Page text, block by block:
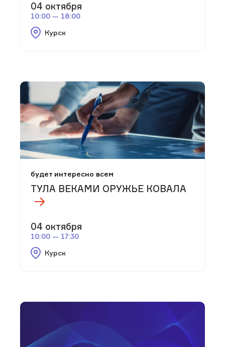
04 октября
10:00 — 18:00
Курск
будет интересно всем
ТУЛА ВЕКАМИ ОРУЖЬЕ КОВАЛА
04 октября
10:00 — 17:30
Курск